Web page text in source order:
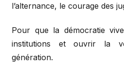
l’alternance, le courage des
Pour que la démocratie
institutions et ouvrir la
génération.